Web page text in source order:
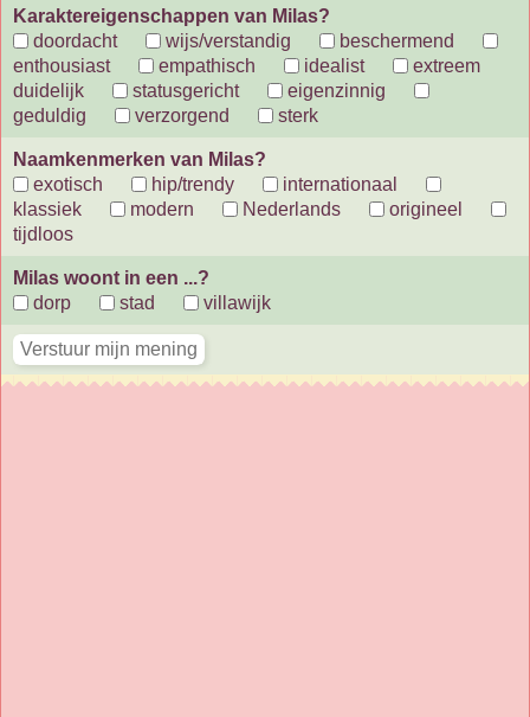
Karaktereigenschappen van Milas?
doordacht
wijs/verstandig
beschermend
enthousiast
empathisch idealist
extreem
duidelijk
statusgericht
eigenzinnig
geduldig
verzorgend sterk
Naamkenmerken van Milas?
exotisch
hip/trendy
internationaal
klassiek
modern Nederlands
origineel
tijdloos
Milas woont in een ...?
dorp
stad villawijk